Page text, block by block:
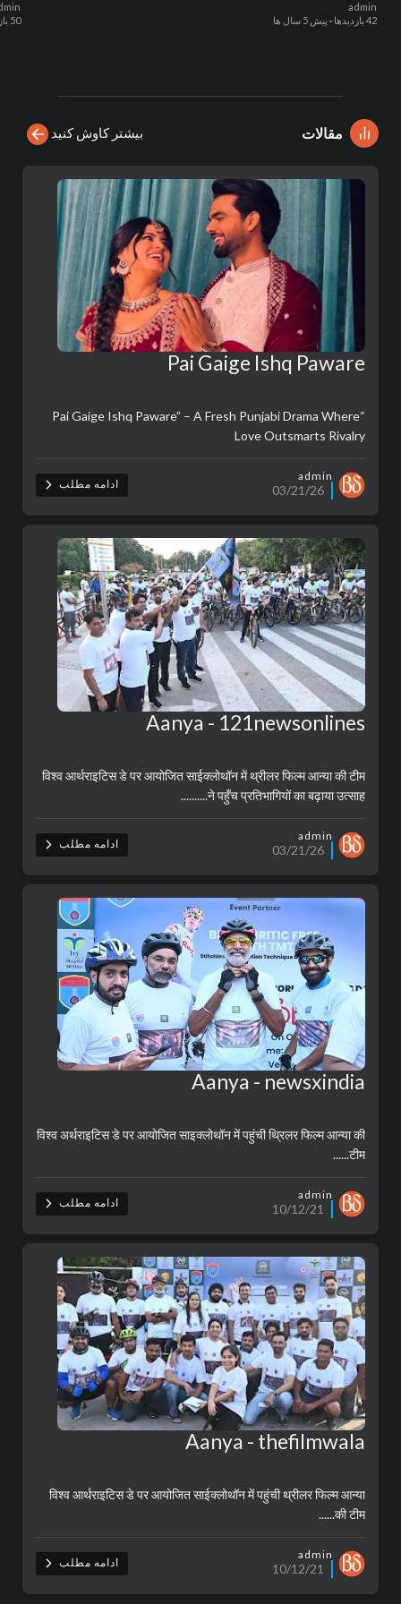
50 بازدیدها
admin
42 بازدیدها
· پیش 5 سال ها
مقالات بیشتر کاوش کنید
Pai Gaige Ishq Paware
“Pai Gaige Ishq Paware” – A Fresh Punjabi Drama Where
Love Outsmarts Rivalry
admin
03/21/26 ادامه مطلب
Aanya - 121newsonlines
विश्व आर्थराइटिस डे पर आयोजित साईक्लोथॉन में थ्रीलर फिल्म आन्या की टीम
ने पहुँच प्रतिभागियों का बढ़ाया उत्साह..........
admin
03/21/26 ادامه مطلب
Aanya - newsxindia
विश्व अर्थराइटिस डे पर आयोजित साइक्लोथॉन में पहुंची थ्रिलर फिल्म आन्या की
टीम......
admin
10/12/21 ادامه مطلب
Aanya - thefilmwala
विश्व आर्थराइटिस डे पर आयोजित साईक्लोथॉन में पहुंची थ्रीलर फिल्म आन्या
की टीम......
admin
10/12/21 ادامه مطلب